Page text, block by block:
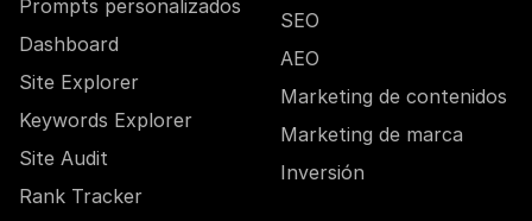
Prompts personalizados
Dashboard
Site Explorer
Keywords Explorer
Site Audit
Rank Tracker
SEO
AEO
Marketing de contenidos
Marketing de marca
Inversión